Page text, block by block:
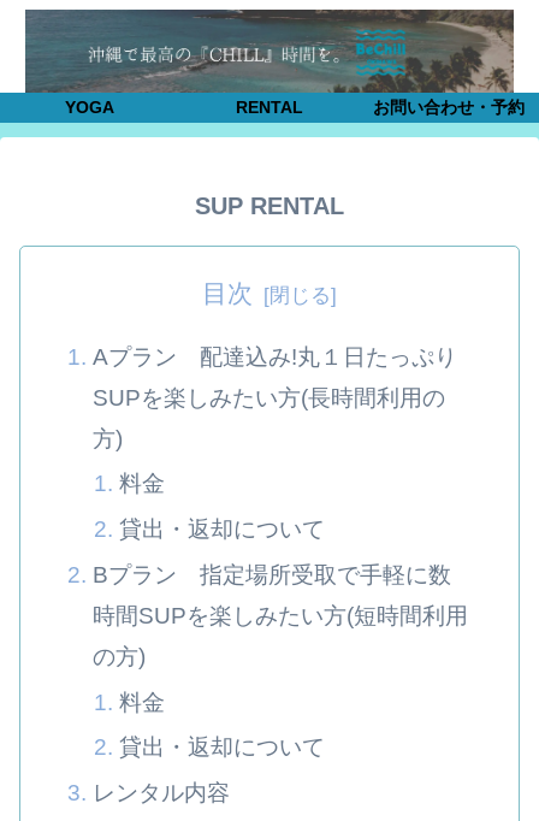
YOGA RENTAL お問い合わせ・予約
SUP RENTAL
目次
Aプラン 配達込み!丸１日たっぷり
SUPを楽しみたい方(長時間利用の
方)
料金
貸出・返却について
Bプラン 指定場所受取で手軽に数
時間SUPを楽しみたい方(短時間利用
の方)
料金
貸出・返却について
レンタル内容